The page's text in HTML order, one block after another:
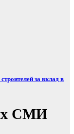
за вклад в